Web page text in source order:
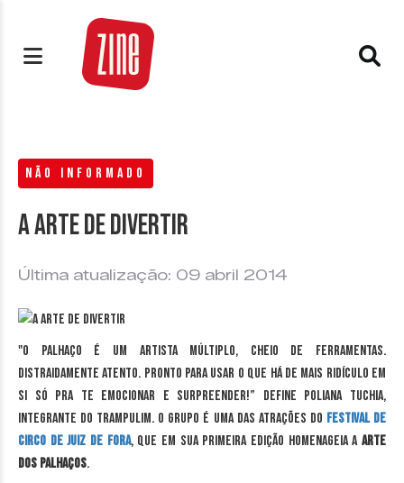
NÃO INFORMADO
A arte de divertir
Última atualização: 09 abril 2014
"O palhaço é um artista múltiplo, cheio de ferramentas.
Distraidamente atento. Pronto para usar o que há de mais ridículo em
si só pra te emocionar e surpreender!” define Poliana Tuchia,
integrante do Trampulim. O grupo é uma das atrações do Festival de
Circo de Juiz de Fora, que em sua primeira edição homenageia aarte
dos palhaços.